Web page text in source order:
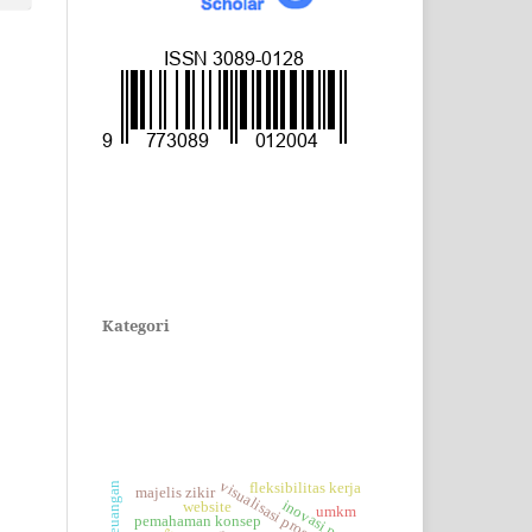
Kategori
pemahaman konsepvisualisasi proses
fleksibilitas kerja
umkm
website
majelis zikir